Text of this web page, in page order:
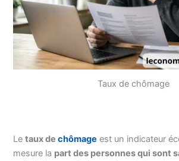
Taux de chômage
Letaux dechômage est un indicateur
mesure la part des personnes qui sont